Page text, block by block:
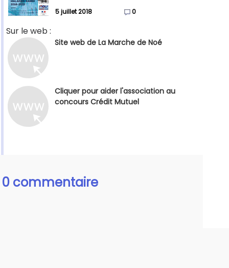
5 juillet 2018 0
Sur le web :
Site web de La Marche de Noé
Cliquer pour aider l'association au
concours Crédit Mutuel
0 commentaire